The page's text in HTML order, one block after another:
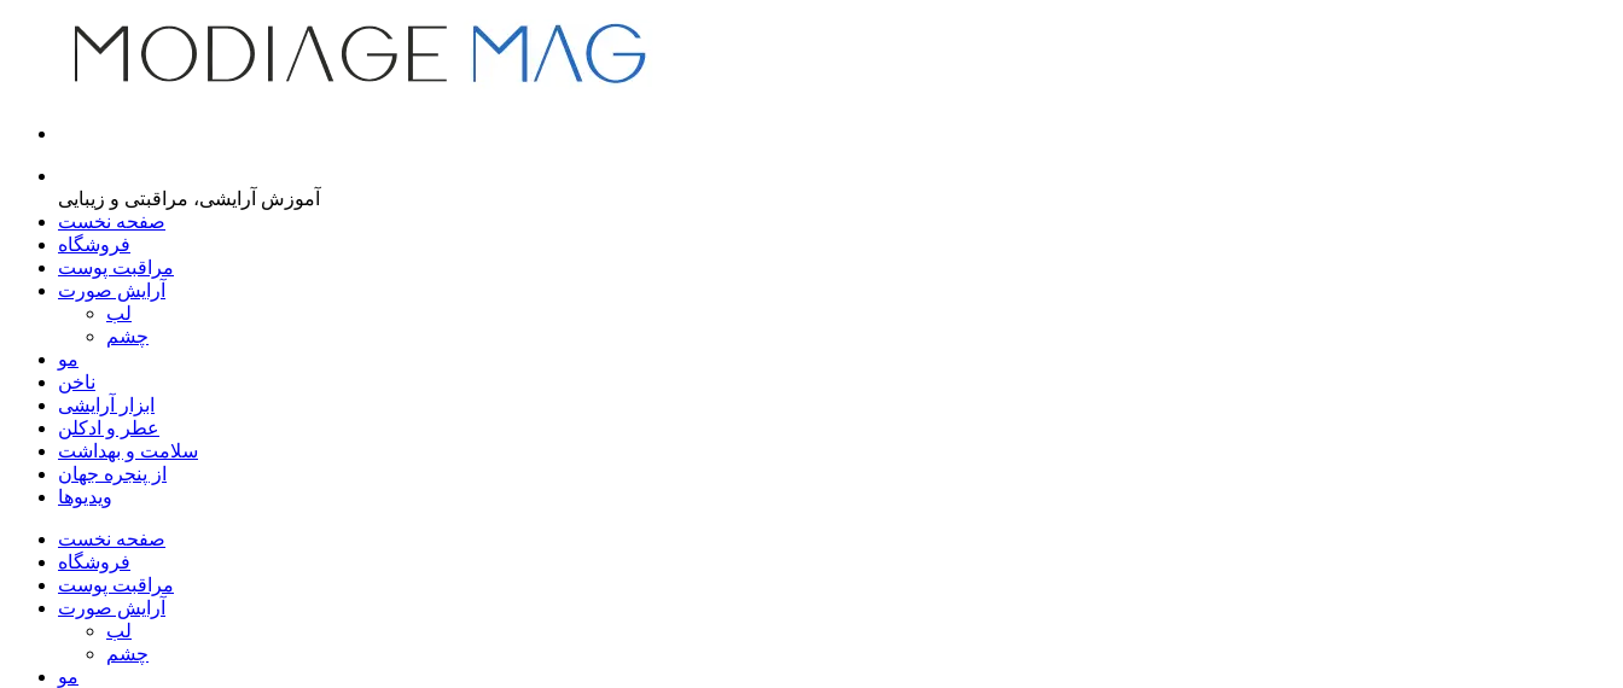
آموزش آرایشی، مراقبتی و زیبایی
صفحه نخست
فروشگاه
مراقبت پوست
آرایش صورت
لب
چشم
مو
ناخن
ابزار آرایشی
عطر و ادکلن
سلامت و بهداشت
از پنجره جهان
ویدیوها
صفحه نخست
فروشگاه
مراقبت پوست
آرایش صورت
لب
چشم
مو